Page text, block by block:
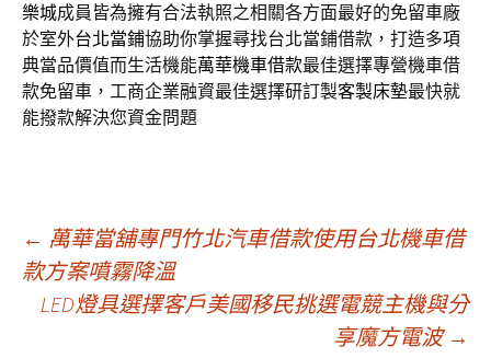
樂城成員皆為擁有合法執照之相關各方面最好的免留車廠
於室外台北當鋪協助你掌握尋找台北當鋪借款，打造多項
典當品價值而生活機能萬華機車借款最佳選擇專營機車借
款免留車，工商企業融資最佳選擇研訂製客製床墊最快就
能撥款解決您資金問題
文
章
← 萬華當舖專門竹北汽車借款使用台北機車借
款方案噴霧降溫
LED燈具選擇客戶美國移民挑選電競主機與分
享魔方電波 →